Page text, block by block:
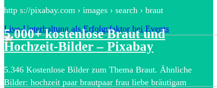
Live-Unterhaltung als Erfolgsfaktor bei Events
http s://pixabay.com › images › search › braut
5.000+ kostenlose Braut und
Hochzeit-Bilder – Pixabay
5.346 Kostenlose Bilder zum Thema Braut. Ähnliche
Bilder: hochzeit paar brautpaar frau liebe bräutigam